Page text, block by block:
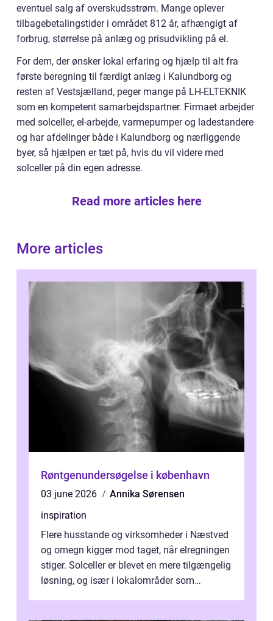
eventuel salg af overskudsstrøm. Mange oplever
tilbagebetalingstider i området 812 år, afhængigt af
forbrug, størrelse på anlæg og prisudvikling på el.
For dem, der ønsker lokal erfaring og hjælp til alt fra
første beregning til færdigt anlæg i Kalundborg og
resten af Vestsjælland, peger mange på LH-ELTEKNIK
som en kompetent samarbejdspartner. Firmaet arbejder
med solceller, el-arbejde, varmepumper og ladestandere
og har afdelinger både i Kalundborg og nærliggende
byer, så hjælpen er tæt på, hvis du vil videre med
solceller på din egen adresse.
Read more articles here
More articles
Røntgenundersøgelse i københavn
03 june 2026
Annika Sørensen
inspiration
Flere husstande og virksomheder i Næstved
og omegn kigger mod taget, når elregningen
stiger. Solceller er blevet en mere tilgængelig
løsning, og især i lokalområder som